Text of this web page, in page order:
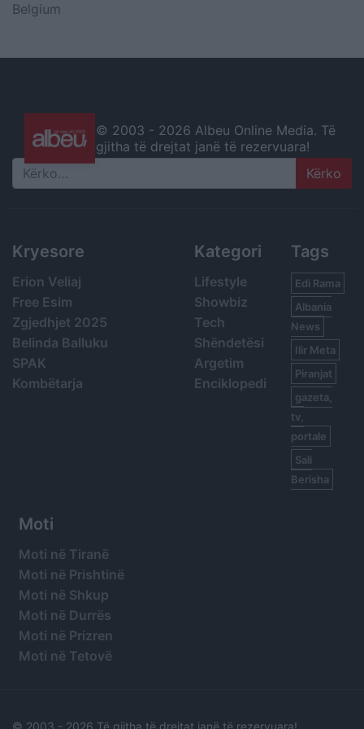
Belgium
© 2003 - 2026 Albeu Online Media. Të
gjitha të drejtat janë të rezervuara!
Search
Kryesore
Erion Veliaj
Free Esim
Zgjedhjet 2025
Belinda Balluku
SPAK
Kombëtarja
Kategori
Lifestyle
Showbiz
Tech
Shëndetësi
Argetim
Enciklopedi
Tags
Edi Rama
Albania
News
Ilir Meta
Piranjat
gazeta,
tv,
portale
Sali
Berisha
Moti
Moti në Tiranë
Moti në Prishtinë
Moti në Shkup
Moti në Durrës
Moti në Prizren
Moti në Tetovë
© 2003 - 2026 Të gjitha të drejtat janë të rezervuara!